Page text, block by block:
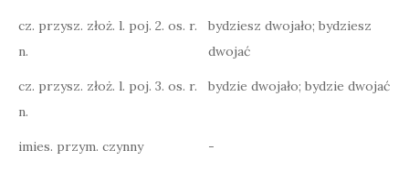
cz. przysz. złoż. l. poj. 2. os. r.
n.
bydziesz dwojało; bydziesz
dwojać
cz. przysz. złoż. l. poj. 3. os. r.
n.
bydzie dwojało; bydzie dwojać
imies. przym. czynny -